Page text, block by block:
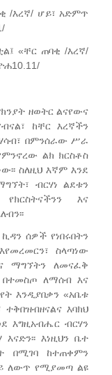
/እረኛ/ ሆይ፣ አድምጥ
«ቸር ጠባቂ /እረኛ/
ዘወትር ልናየውና
ከቸር እረኛችን
ሃሳብ፣ በምንሰራው ሥራ
ልክ ክርስቶስ
ስለዚህ እኛም እንደ
ብርሃነ ልደቱን
እና
ሰዎች የነበሩበትን
ስላጣነው
ማግኘትን ለመናፈቅ
በተመስጦ ለማሰብ እና
እንዲያበቃን «አቤቱ
እባክህ
እግዚአብሔር ብርሃን
እነዚህን ቤተ
በሚገባ ከተጠቀምን
ለውጥ የሚያመጣ ልዩ